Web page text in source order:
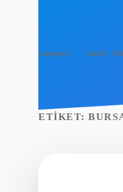
Anasayfa Gizlilik
ETIKET: